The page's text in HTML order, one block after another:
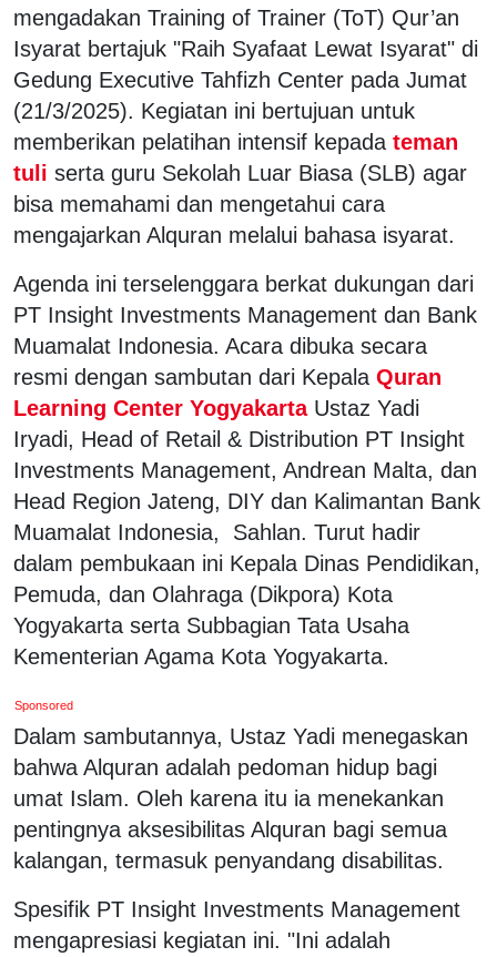
mengadakan Training of Trainer (ToT) Qur’an
Isyarat bertajuk "Raih Syafaat Lewat Isyarat" di
Gedung Executive Tahfizh Center pada Jumat
(21/3/2025). Kegiatan ini bertujuan untuk
memberikan pelatihan intensif kepada teman
tuli serta guru Sekolah Luar Biasa (SLB) agar
bisa memahami dan mengetahui cara
mengajarkan Alquran melalui bahasa isyarat.
Agenda ini terselenggara berkat dukungan dari
PT Insight Investments Management dan Bank
Muamalat Indonesia. Acara dibuka secara
resmi dengan sambutan dari Kepala Quran
Learning Center Yogyakarta Ustaz Yadi
Iryadi, Head of Retail & Distribution PT Insight
Investments Management, Andrean Malta, dan
Head Region Jateng, DIY dan Kalimantan Bank
Muamalat Indonesia, Sahlan. Turut hadir
dalam pembukaan ini Kepala Dinas Pendidikan,
Pemuda, dan Olahraga (Dikpora) Kota
Yogyakarta serta Subbagian Tata Usaha
Kementerian Agama Kota Yogyakarta.
Sponsored
Dalam sambutannya, Ustaz Yadi menegaskan
bahwa Alquran adalah pedoman hidup bagi
umat Islam. Oleh karena itu ia menekankan
pentingnya aksesibilitas Alquran bagi semua
kalangan, termasuk penyandang disabilitas.
Spesifik PT Insight Investments Management
mengapresiasi kegiatan ini. "Ini adalah